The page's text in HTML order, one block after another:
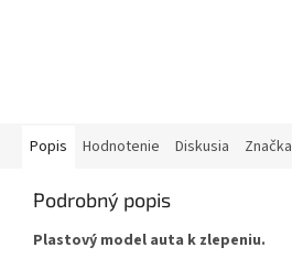
Popis Hodnotenie Diskusia Značka
Podrobný popis
Plastový model auta k zlepeniu.